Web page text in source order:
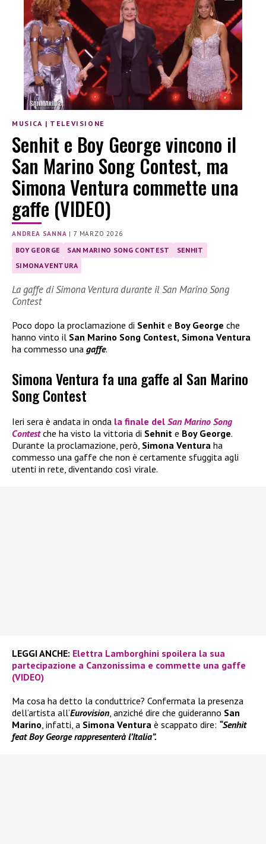
MUSICA | TELEVISIONE
Senhit e Boy George vincono il
San Marino Song Contest, ma
Simona Ventura commette una
gaffe (VIDEO)
ANDREA SANNA |7 MARZO 2026
BOY GEORGE SAN MARINO SONG CONTEST
SENHIT
SIMONA VENTURA
La gaffe di Simona Ventura durante il San Marino Song
Contest
Poco dopo la proclamazione di Senhit e Boy George che
hanno vinto il San Marino Song Contest, Simona Ventura
ha commesso una gaffe.
Simona Ventura fa una gaffe al San Marino
Song Contest
Ieri sera è andata in onda la finale del San Marino Song
Contestche ha visto la vittoria di Sehnit e Boy George.
Durante la proclamazione, però, Simona Ventura ha
commesso una gaffe che non è certamente sfuggita agli
utenti in rete, diventando così virale.
LEGGI ANCHE: Elettra Lamborghini spoilera la sua
partecipazione a Canzonissima e commette una gaffe
(VIDEO)
Ma cosa ha detto la conduttrice? Confermata la presenza
dell’artista all’Eurovision, anziché dire che guideranno San
Marino, infatti, a Simona Ventura è scappato dire: “Senhit
feat Boy George rappresenterà l’Italia”.